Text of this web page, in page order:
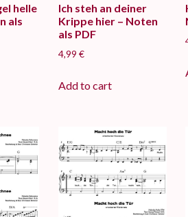
helle
als
Ich steh an deiner
Krippe hier – Noten
als PDF
4,99 €
Add to cart